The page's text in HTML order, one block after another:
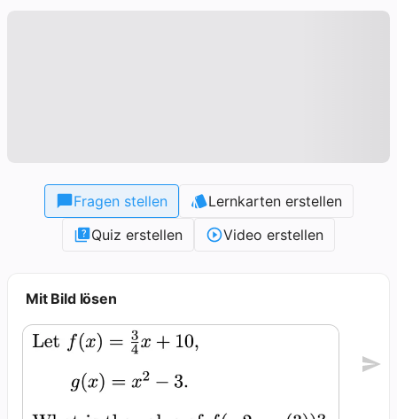
Fragen stellen
Lernkarten erstellen
Quiz erstellen
Video erstellen
Mit Bild lösen